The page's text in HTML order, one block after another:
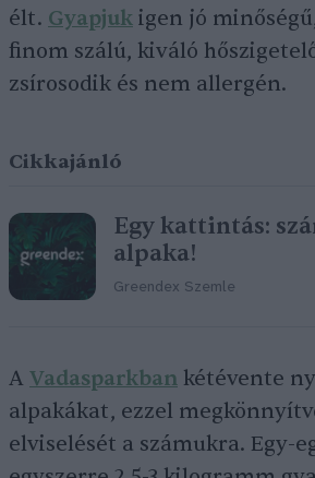
élt. Gyapjuk igen jó
finom szálú, kiváló
zsírosodik és nem allergén.
Cikkajánló
Egy kattintás:
alpaka!
Greendex Szemle
A Vadasparkban kétévente
alpakákat, ezzel
elviselését a számukra. Egy-